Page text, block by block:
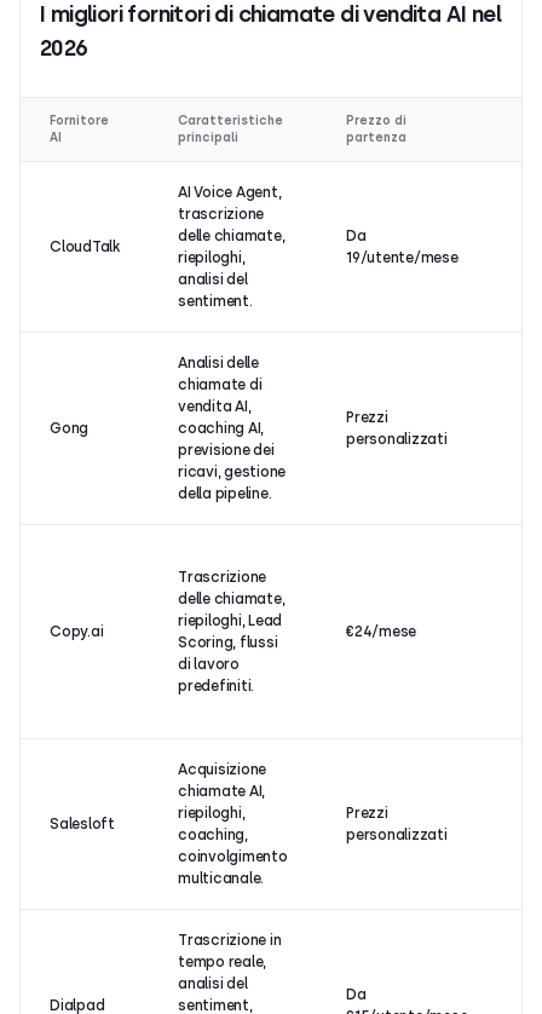
I migliori fornitori di chiamate di vendita AI nel
2026
Fornitore
AI
Caratteristiche
principali
Prezzo di
partenza
CloudTalk
AI Voice Agent,
trascrizione
delle chiamate,
riepiloghi,
analisi del
sentiment.
Da
19/utente/mese
Gong
Analisi delle
chiamate di
vendita AI,
coaching AI,
previsione dei
ricavi, gestione
della pipeline.
Prezzi
personalizzati
Copy.ai
Trascrizione
delle chiamate,
riepiloghi, Lead
Scoring, flussi
di lavoro
predefiniti.
€24/mese
Salesloft
Acquisizione
chiamate AI,
riepiloghi,
coaching,
coinvolgimento
multicanale.
Prezzi
personalizzati
Dialpad
Trascrizione in
tempo reale,
analisi del
sentiment,
Da